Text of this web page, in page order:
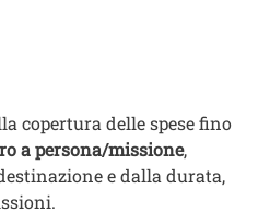
copertura delle spese fino
a persona/missione,
e dalla durata,